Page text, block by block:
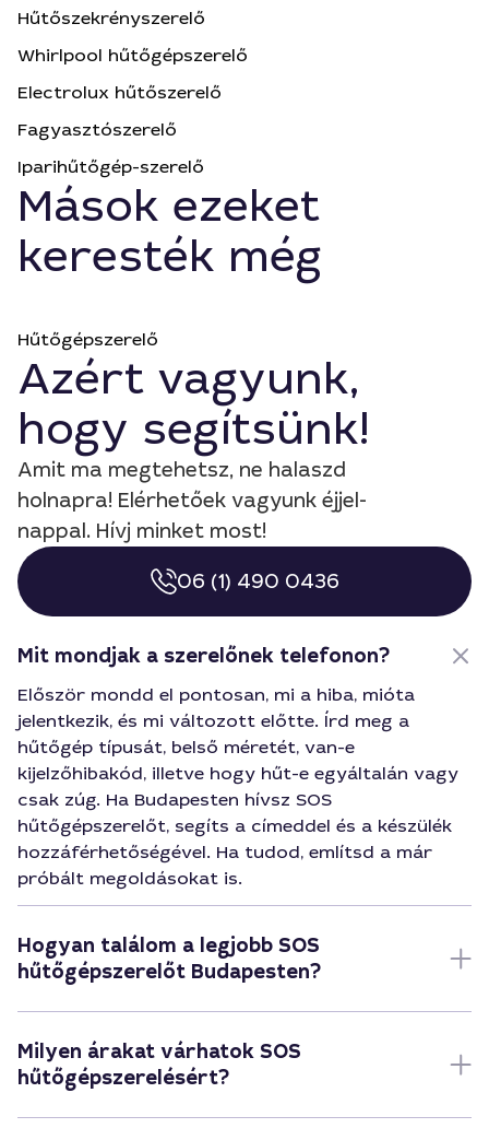
Hűtőszekrényszerelő
Whirlpool hűtőgépszerelő
Electrolux hűtőszerelő
Fagyasztószerelő
Iparihűtőgép-szerelő
Mások ezeket
keresték még
Hűtőgépszerelő
Azért vagyunk,
hogy segítsünk!
Amit ma megtehetsz, ne halaszd
holnapra! Elérhetőek vagyunk éjjel-
nappal. Hívj minket most!
06 (1) 490 0436
Mit mondjak a szerelőnek telefonon?
Először mondd el pontosan, mi a hiba, mióta
jelentkezik, és mi változott előtte. Írd meg a
hűtőgép típusát, belső méretét, van-e
kijelzőhibakód, illetve hogy hűt-e egyáltalán vagy
csak zúg. Ha Budapesten hívsz SOS
hűtőgépszerelőt, segíts a címeddel és a készülék
hozzáférhetőségével. Ha tudod, említsd a már
próbált megoldásokat is.
Hogyan találom a legjobb SOS
hűtőgépszerelőt Budapesten?
Milyen árakat várhatok SOS
hűtőgépszerelésért?